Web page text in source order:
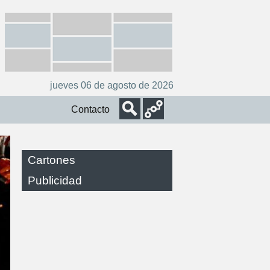
jueves 06 de agosto de 2026
Contacto
Cartones
Publicidad